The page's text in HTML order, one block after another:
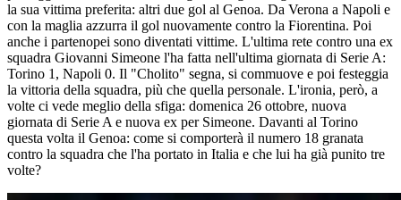
la sua vittima preferita: altri due gol al Genoa. Da Verona a Napoli e
con la maglia azzurra il gol nuovamente contro la Fiorentina. Poi
anche i partenopei sono diventati vittime. L'ultima rete contro una ex
squadra Giovanni Simeone l'ha fatta nell'ultima giornata di Serie A:
Torino 1, Napoli 0. Il "Cholito" segna, si commuove e poi festeggia
la vittoria della squadra, più che quella personale. L'ironia, però, a
volte ci vede meglio della sfiga: domenica 26 ottobre, nuova
giornata di Serie A e nuova ex per Simeone. Davanti al Torino
questa volta il Genoa: come si comporterà il numero 18 granata
contro la squadra che l'ha portato in Italia e che lui ha già punito tre
volte?